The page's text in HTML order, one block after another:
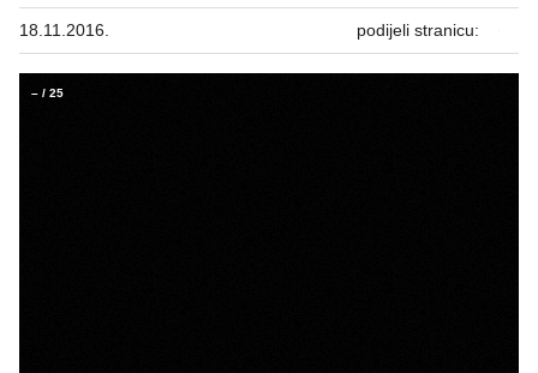
18.11.2016. podijeli stranicu:
– / 25